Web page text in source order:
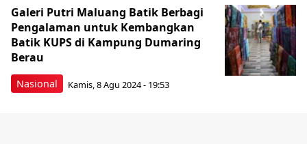
Nasional
Galeri Putri Maluang Batik Berbagi
Pengalaman untuk Kembangkan
Batik KUPS di Kampung Dumaring
Berau
Kamis, 8 Agu 2024 - 19:53